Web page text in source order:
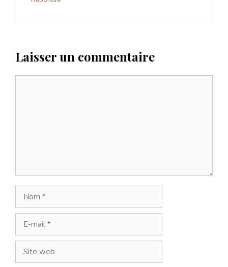
Laisser un commentaire
Nom
mail
Site
web